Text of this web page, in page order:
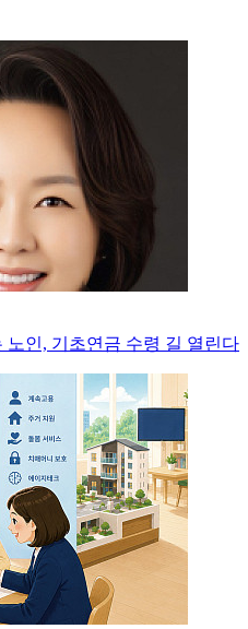
노인, 기초연금 수령 길 열린다